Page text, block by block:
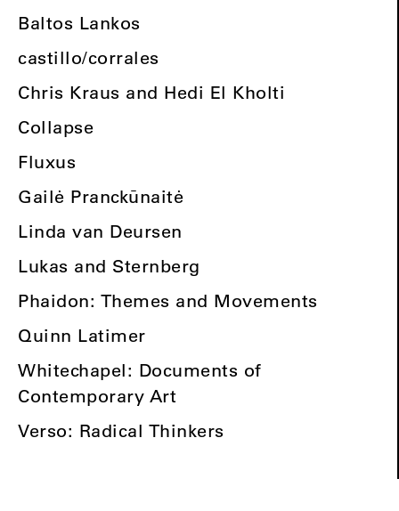
Baltos Lankos
castillo/corrales
Chris Kraus and Hedi El Kholti
Collapse
Fluxus
Gailė Pranckūnaitė
Linda van Deursen
Lukas and Sternberg
Phaidon: Themes and Movements
Quinn Latimer
Whitechapel: Documents of
Contemporary Art
Verso: Radical Thinkers